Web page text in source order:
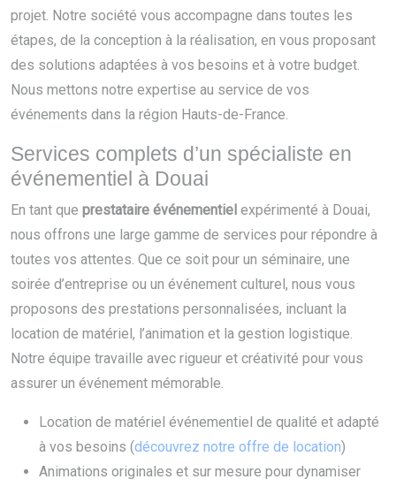
projet. Notre société vous accompagne dans toutes les
étapes, de la conception à la réalisation, en vous proposant
des solutions adaptées à vos besoins et à votre budget.
Nous mettons notre expertise au service de vos
événements dans la région Hauts-de-France.
Services complets d’un spécialiste en
événementiel à Douai
En tant que prestataire événementiel expérimenté à Douai,
nous offrons une large gamme de services pour répondre à
toutes vos attentes. Que ce soit pour un séminaire, une
soirée d’entreprise ou un événement culturel, nous vous
proposons des prestations personnalisées, incluant la
location de matériel, l’animation et la gestion logistique.
Notre équipe travaille avec rigueur et créativité pour vous
assurer un événement mémorable.
Location de matériel événementiel de qualité et adapté
à vos besoins (découvrez notre offre de location)
Animations originales et sur mesure pour dynamiser